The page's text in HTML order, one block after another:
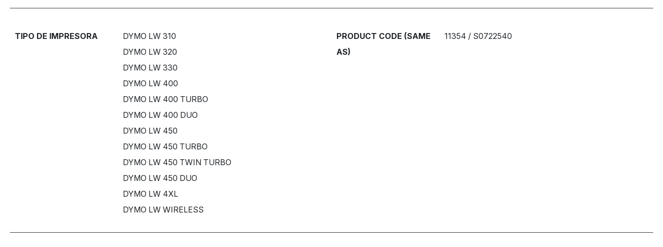
TIPO DE IMPRESORA
DYMO LW 310
DYMO LW 320
DYMO LW 330
DYMO LW 400
DYMO LW 400 TURBO
DYMO LW 400 DUO
DYMO LW 450
DYMO LW 450 TURBO
DYMO LW 450 TWIN TURBO
DYMO LW 450 DUO
DYMO LW 4XL
DYMO LW WIRELESS
PRODUCT CODE (SAME
AS)
11354 / S0722540